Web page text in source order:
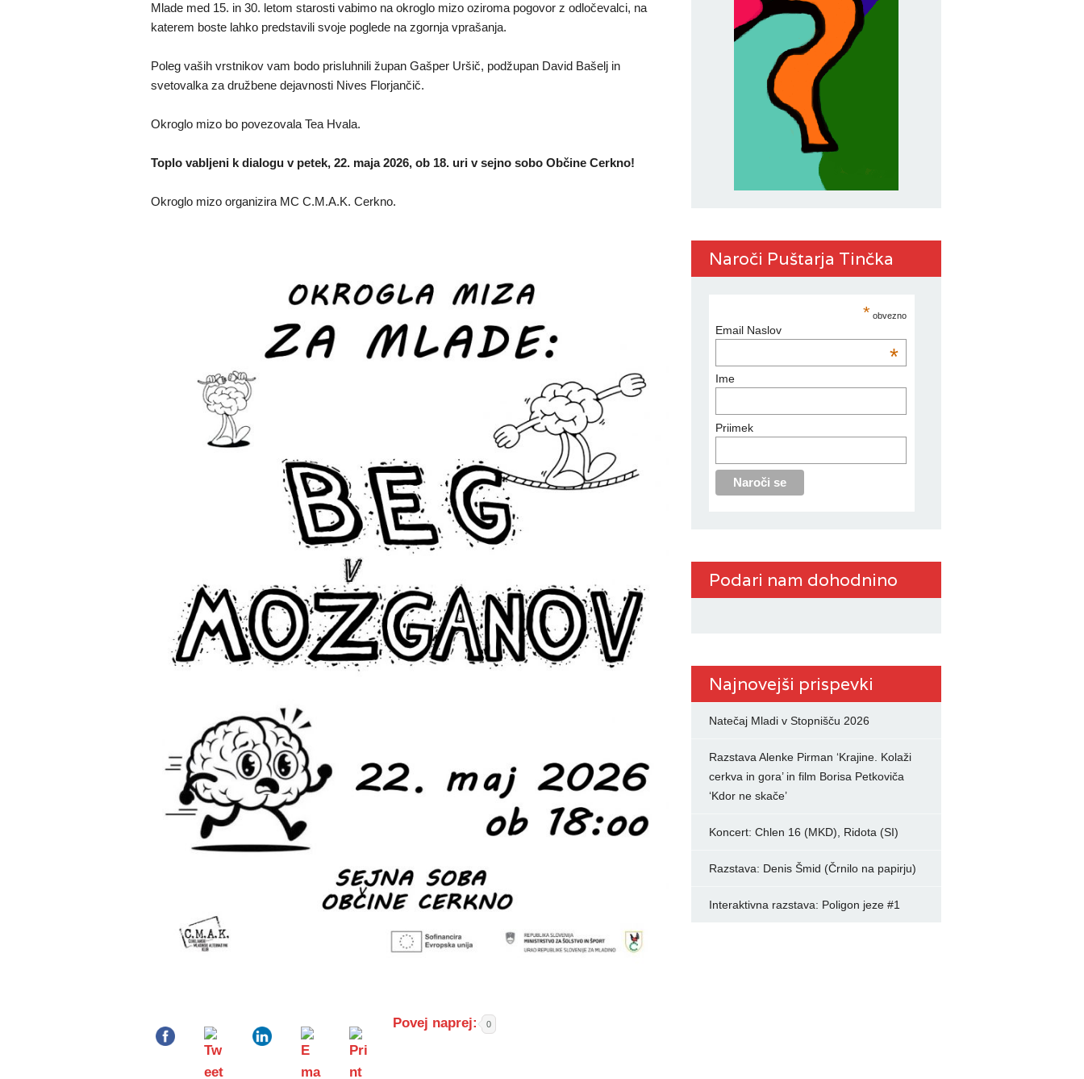
Mlade med 15. in 30. letom starosti vabimo na okroglo mizo oziroma pogovor z odločevalci, na
katerem boste lahko predstavili svoje poglede na zgornja vprašanja.
Poleg vaših vrstnikov vam bodo prisluhnili župan Gašper Uršič, podžupan David Bašelj in
svetovalka za družbene dejavnosti Nives Florjančič.
Okroglo mizo bo povezovala Tea Hvala.
Toplo vabljeni k dialogu v petek, 22. maja 2026, ob 18. uri v sejno sobo Občine Cerkno!
Okroglo mizo organizira MC C.M.A.K. Cerkno.
Povej naprej: 0
Naroči Puštarja Tinčka
* obvezno
Email Naslov
*
Ime
Priimek
Podari nam dohodnino
Najnovejši prispevki
Natečaj Mladi v Stopnišču 2026
Razstava Alenke Pirman ‘Krajine. Kolaži
cerkva in gora’ in film Borisa Petkoviča
‘Kdor ne skače’
Koncert: Chlen 16 (MKD), Ridota (SI)
Razstava: Denis Šmid (Črnilo na papirju)
Interaktivna razstava: Poligon jeze #1